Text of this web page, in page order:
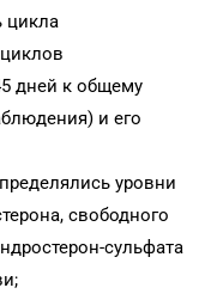
цикла
дней к общему
и его
уровни
свободного
сульфата